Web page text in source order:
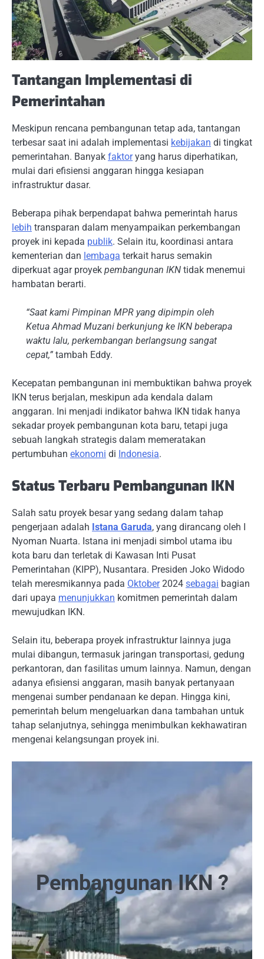
Tantangan Implementasi di
Pemerintahan
Meskipun rencana pembangunan tetap ada, tantangan
terbesar saat ini adalah implementasi kebijakan di tingkat
pemerintahan. Banyak faktoryang harus diperhatikan,
mulai dari efisiensi anggaran hingga kesiapan
infrastruktur dasar.
Beberapa pihak berpendapat bahwa pemerintah harus
lebih transparan dalam menyampaikan perkembangan
proyek ini kepada publik. Selain itu, koordinasi antara
kementerian dan lembaga terkait harus semakin
diperkuat agar proyek pembangunan IKN tidak menemui
hambatan berarti.
“Saat kami Pimpinan MPR yang dipimpin oleh
Ketua Ahmad Muzani berkunjung ke IKN beberapa
waktu lalu, perkembangan berlangsung sangat
cepat,” tambah Eddy.
Kecepatan pembangunan ini membuktikan bahwa proyek
IKN terus berjalan, meskipun ada kendala dalam
anggaran. Ini menjadi indikator bahwa IKN tidak hanya
sekadar proyek pembangunan kota baru, tetapi juga
sebuah langkah strategis dalam memeratakan
pertumbuhan ekonomi di Indonesia.
Status Terbaru Pembangunan IKN
Salah satu proyek besar yang sedang dalam tahap
pengerjaan adalah Istana Garuda, yang dirancang oleh I
Nyoman Nuarta. Istana ini menjadi simbol utama ibu
kota baru dan terletak di Kawasan Inti Pusat
Pemerintahan (KIPP), Nusantara. Presiden Joko Widodo
telah meresmikannya pada Oktober2024 sebagai bagian
dari upaya menunjukkan komitmen pemerintah dalam
mewujudkan IKN.
Selain itu, beberapa proyek infrastruktur lainnya juga
mulai dibangun, termasuk jaringan transportasi, gedung
perkantoran, dan fasilitas umum lainnya. Namun, dengan
adanya efisiensi anggaran, masih banyak pertanyaan
mengenai sumber pendanaan ke depan. Hingga kini,
pemerintah belum mengeluarkan dana tambahan untuk
tahap selanjutnya, sehingga menimbulkan kekhawatiran
mengenai kelangsungan proyek ini.
Pembangunan IKN ?